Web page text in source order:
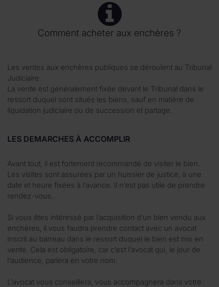
Comment acheter aux enchères ?
Les ventes aux enchères publiques se déroulent au Tribunal
Judiciaire.
La vente est généralement fixée devant le Tribunal dans le
ressort duquel sont situés les biens, sauf en matière de
liquidation judiciaire ou de succession et partage.
LES DEMARCHES À ACCOMPLIR
Avant tout, il est fortement recommandé de visiter le bien.
Les visites sont assurées par un huissier de justice, à une
date et heure fixées à l’avance. Il n’est pas utile de prendre
rendez-vous.
Si vous êtes intéressé par l’acquisition d’un bien vendu aux
enchères, il vous faudra prendre contact avec un avocat
inscrit au barreau dans le ressort duquel le bien est mis en
vente. Cela est obligatoire, car c’est l’avocat qui, le jour de
l’audience, parlera en votre nom.
L’avocat vous conseillera, vous accompagnera dans votre